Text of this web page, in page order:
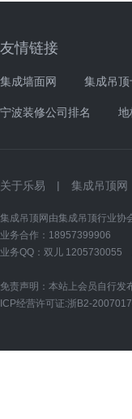
友情链接
集成墙面网 集成吊
宁波装修公司排名 地
关于乐易 | 集成吊顶网
集成吊顶网由集成吊顶行业
业务合作：18957399906
业务QQ：双儿 1205730055
免责声明：本站上会员自行发
ICP经营许可证:浙B2-